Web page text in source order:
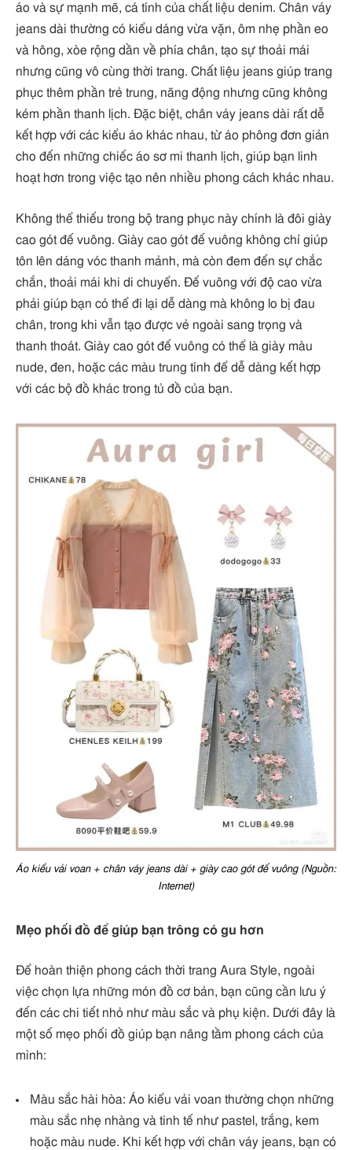
áo và sự mạnh mẽ, cá tính của chất liệu denim. Chân váy
jeans dài thường có kiểu dáng vừa vặn, ôm nhẹ phần eo
và hông, xòe rộng dần về phía chân, tạo sự thoải mái
nhưng cũng vô cùng thời trang. Chất liệu jeans giúp trang
phục thêm phần trẻ trung, năng động nhưng cũng không
kém phần thanh lịch. Đặc biệt, chân váy jeans dài rất dễ
kết hợp với các kiểu áo khác nhau, từ áo phông đơn giản
cho đến những chiếc áo sơ mi thanh lịch, giúp bạn linh
hoạt hơn trong việc tạo nên nhiều phong cách khác nhau.
Không thể thiếu trong bộ trang phục này chính là đôi giày
cao gót đế vuông. Giày cao gót đế vuông không chỉ giúp
tôn lên dáng vóc thanh mảnh, mà còn đem đến sự chắc
chắn, thoải mái khi di chuyển. Đế vuông với độ cao vừa
phải giúp bạn có thể đi lại dễ dàng mà không lo bị đau
chân, trong khi vẫn tạo được vẻ ngoài sang trọng và
thanh thoát. Giày cao gót đế vuông có thể là giày màu
nude, đen, hoặc các màu trung tính để dễ dàng kết hợp
với các bộ đồ khác trong tủ đồ của bạn.
Áo kiểu vải voan + chân váy jeans dài + giày cao gót đế vuông (Nguồn:
Internet)
Mẹo phối đồ để giúp bạn trông có gu hơn
Để hoàn thiện phong cách thời trang Aura Style, ngoài
việc chọn lựa những món đồ cơ bản, bạn cũng cần lưu ý
đến các chi tiết nhỏ như màu sắc và phụ kiện. Dưới đây là
một số mẹo phối đồ giúp bạn nâng tầm phong cách của
mình:
Màu sắc hài hòa: Áo kiểu vải voan thường chọn những
màu sắc nhẹ nhàng và tinh tế như pastel, trắng, kem
hoặc màu nude. Khi kết hợp với chân váy jeans, bạn có